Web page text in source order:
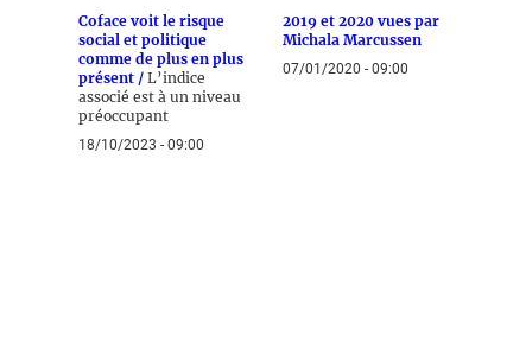
Coface voit le risque
social et politique
comme de plus en plus
présent / L’indice
associé est à un niveau
préoccupant
18/10/2023 - 09:00
2019 et 2020 vues par
Michala Marcussen
07/01/2020 - 09:00